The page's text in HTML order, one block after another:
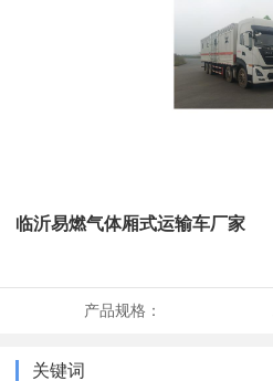
临沂易燃气体厢式运输车厂家
产品规格：
关键词